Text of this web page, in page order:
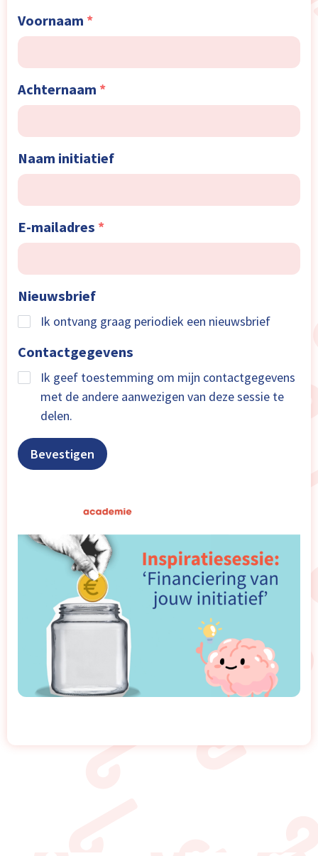
Voornaam *
Achternaam *
Naam initiatief
E-mailadres *
Nieuwsbrief
Ik ontvang graag periodiek een nieuwsbrief
Contactgegevens
Ik geef toestemming om mijn contactgegevens
met de andere aanwezigen van deze sessie te
delen.
Bevestigen